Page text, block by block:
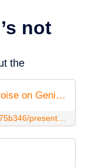
Saltimbanques par Antoine by ivoixiroise on Genially